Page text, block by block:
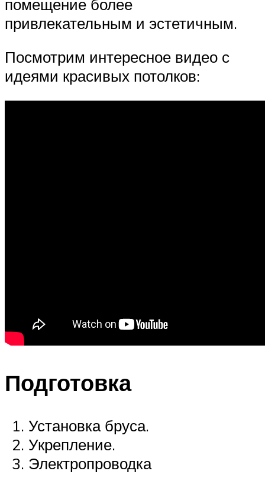
помещение более
привлекательным и эстетичным.
Посмотрим интересное видео с
идеями красивых потолков:
Подготовка
Установка бруса.
Укрепление.
Электропроводка